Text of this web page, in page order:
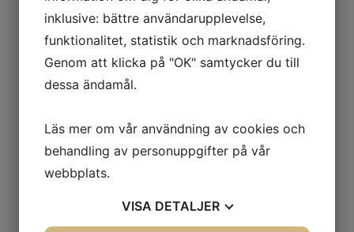
inklusive: bättre användarupplevelse,
funktionalitet, statistik och marknadsföring.
Genom att klicka på "OK" samtycker du till
dessa ändamål.
Läs mer om vår användning av cookies och
behandling av personuppgifter på vår
webbplats.
VISA DETALJER